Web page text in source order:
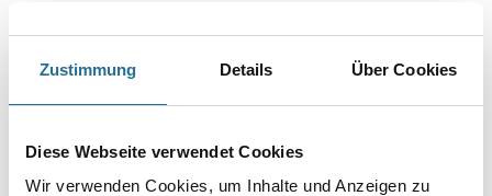
Zustimmung Details Über Cookies
Diese Webseite verwendet Cookies
Wir verwenden Cookies, um Inhalte und Anzeigen zu
Abbildung ähnlich
Knauf Al-Rev.REVO BS30 Decke Revisionsklappe 800 x 800 mm